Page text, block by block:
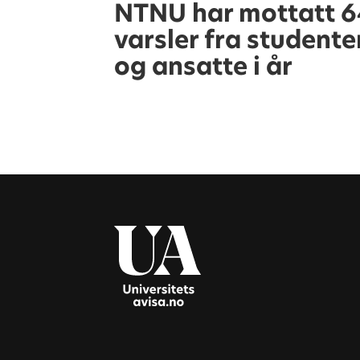
NTNU har mottatt
varsler fra
og ansatte i år